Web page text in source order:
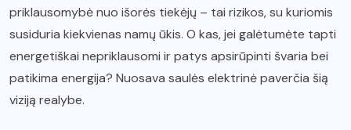
priklausomybė nuo išorės tiekėjų – tai rizikos, su kuriomis
susiduria kiekvienas namų ūkis. O kas, jei galėtumėte tapti
energetiškai nepriklausomi ir patys apsirūpinti švaria bei
patikima energija? Nuosava saulės elektrinė paverčia šią
viziją realybe.